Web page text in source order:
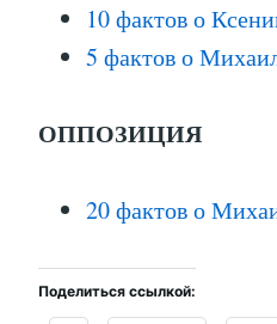
10 фактов о
5 фактов о
ОППОЗИЦИЯ
20 фактов о
Поделиться ссылкой: